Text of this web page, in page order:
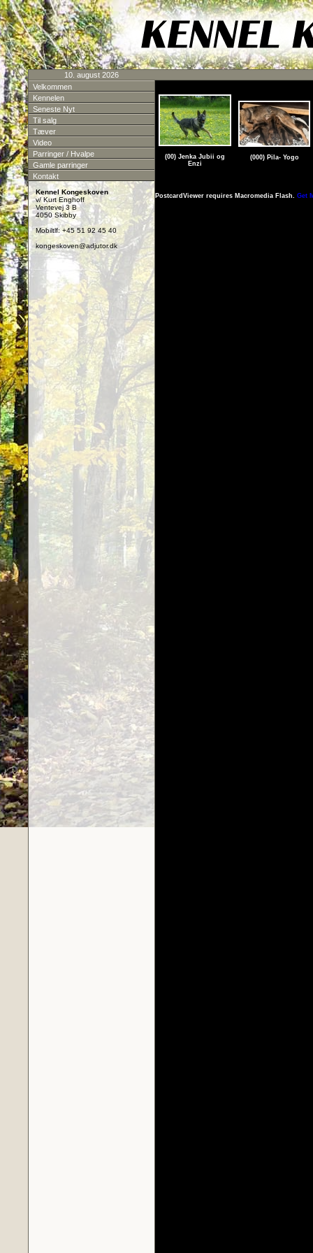
10. august 2026
Velkommen
Kennelen
Seneste Nyt
Til salg
Tæver
Video
Parringer / Hvalpe
Gamle parringer
Kontakt
Kennel Kongeskoven
v/ Kurt Enghoff
Ventevej 3 B
4050 Skibby
Mobiltlf: +45 51 92 45 40
kongeskoven@adjutor.dk
(00) Jenka Jubii og
Enzi
(000) Pila- Yogo
PostcardViewer requires Macromedia Flash. Get